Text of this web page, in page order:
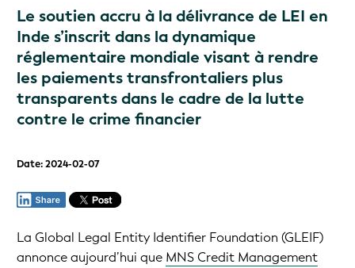
Le soutien accru à la délivrance de LEI en
Inde s’inscrit dans la dynamique
réglementaire mondiale visant à rendre
les paiements transfrontaliers plus
transparents dans le cadre de la lutte
contre le crime financier
Date: 2024-02-07
La Global Legal Entity Identifier Foundation (GLEIF)
annonce aujourd’hui que MNS Credit Management